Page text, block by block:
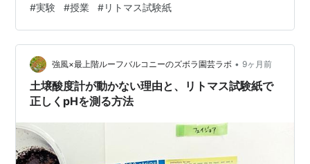
#実験 #授業 #リトマス試験紙
強風×最上階ルーフバルコニーのズボラ園芸ラボ • 9ヶ月前
土壌酸度計が動かない理由と、リトマス試験紙で
正しくpHを測る方法